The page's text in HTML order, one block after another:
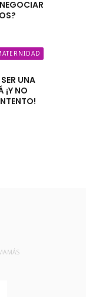
UNA
¡Y NO